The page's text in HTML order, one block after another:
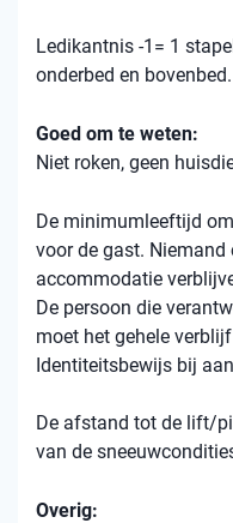
Ledikantnis -1= 1
onderbed en bovenbed.
Goed om te weten:
Niet roken, geen
De minimumleeftijd
voor de gast. Niemand
accommodatie
De persoon die
moet het gehele
Identiteitsbewijs bij
De afstand tot de lift/
van de
Overig: